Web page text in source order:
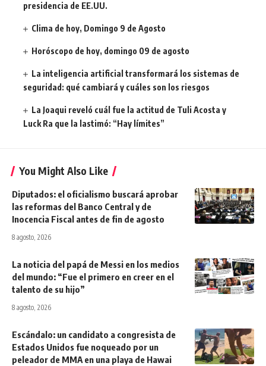
presidencia de EE.UU.
Clima de hoy, Domingo 9 de Agosto
Horóscopo de hoy, domingo 09 de agosto
La inteligencia artificial transformará los sistemas de
seguridad: qué cambiará y cuáles son los riesgos
La Joaqui reveló cuál fue la actitud de Tuli Acosta y
Luck Ra que la lastimó: “Hay límites”
You Might Also Like
Diputados: el oficialismo buscará aprobar
las reformas del Banco Central y de
Inocencia Fiscal antes de fin de agosto
8 agosto, 2026
La noticia del papá de Messi en los medios
del mundo: “Fue el primero en creer en el
talento de su hijo”
8 agosto, 2026
Escándalo: un candidato a congresista de
Estados Unidos fue noqueado por un
peleador de MMA en una playa de Hawai